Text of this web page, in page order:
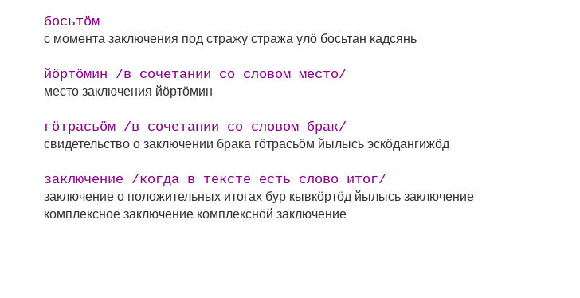
босьтӧм
с момента заключения под стражустража улӧ босьтан кадсянь
йӧртӧмин /в сочетании со словом место/
место заключения йӧртӧмин
гӧтрасьӧм /в сочетании со словом брак/
свидетельство о заключении брака гӧтрасьӧм йылысь эскӧдангижӧд
заключение /когда в тексте есть слово итог/
заключение о положительных итогах бур кывкӧртӧд йылысь заключение
комплексное заключение комплекснӧй заключение